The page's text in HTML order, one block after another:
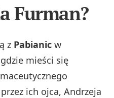
Furman?
z Pabianic w
mieści się
ich ojca, Andrzeja